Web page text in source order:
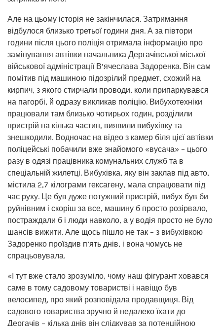
Але на цьому історія не закінчилася. Затримання
відбулося близько третьої години дня. А за півтори
години після цього поліція отримала інформацію про
замінування автівки начальника Дергачівської міської
військової адміністрації В’ячеслава Задоренка. Він сам
помітив під машиною підозрілий предмет, схожий на
кирпич, з якого стирчали проводи, коли припаркувався
на пагорбі, й одразу викликав поліцію. Вибухотехніки
працювали там близько чотирьох годин, розділили
пристрій на кілька частин, виявили вибухівку та
знешкодили. Водночас на відео з камер біля цієї автівки
поліцейські побачили вже знайомого «вусача» – цього
разу в одязі працівника комунальних служб та в
спеціальній жилетці. Вибухівка, яку він заклав під авто,
містила 2,7 кілограми гексагену, мала спрацювати під
час руху. Це був дуже потужний пристрій, вибух був би
руйнівним і скоріш за все, машину б просто розірвало,
постраждали б і люди навколо, а у водія просто не було
шансів вижити. Але щось пішло не так – з вибухівкою
Задоренко проїздив п’ять днів, і вона чомусь не
спрацьовувала.
«І тут вже стало зрозуміло, чому наш фігурант ховався
саме в тому садовому товаристві і навіщо був
велосипед, про який розповідала продавщиця. Від
садового товариства зручно й недалеко їхати до
Дергачів – кілька днів він слідкував за потенційною